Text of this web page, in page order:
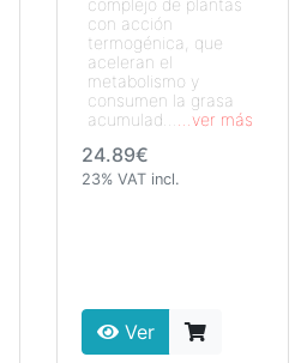
complejo de plantas
con acción
termogénica, que
aceleran el
metabolismo y
consumen la grasa
acumulad...
...ver más
24.89€
23% VAT incl.
Ver